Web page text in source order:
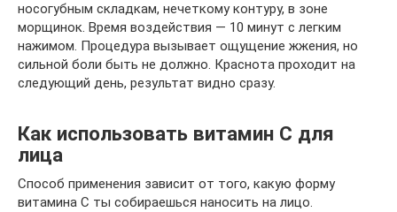
носогубным складкам, нечеткому контуру, в зоне
морщинок. Время воздействия — 10 минут с легким
нажимом. Процедура вызывает ощущение жжения, но
сильной боли быть не должно. Краснота проходит на
следующий день, результат видно сразу.
Как использовать витамин С для
лица
Способ применения зависит от того, какую форму
витамина С ты собираешься наносить на лицо.